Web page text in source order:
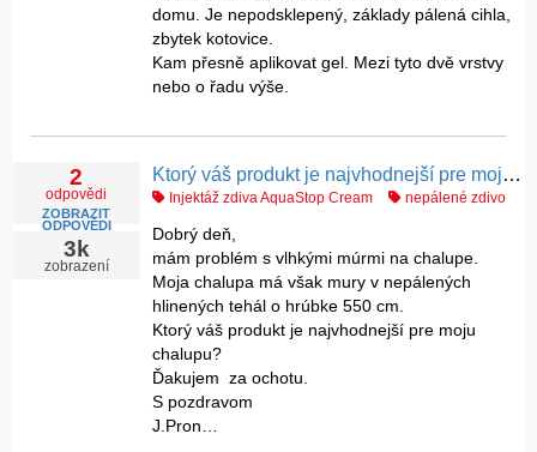
domu. Je nepodsklepený, základy pálená cihla,
zbytek kotovice.
Kam přesně aplikovat gel. Mezi tyto dvě vrstvy
nebo o řadu výše.
2
odpovědi
ZOBRAZIT
ODPOVĚDI
3k
zobrazení
Ktorý váš produkt je najvhodnejší pre moju chalupu z nepálených tehál?
Injektáž zdiva AquaStop Cream nepálené zdivo
Dobrý deň,
mám problém s vlhkými múrmi na chalupe.
Moja chalupa má však mury v nepálených
hlinených tehál o hrúbke 550 cm.
Ktorý váš produkt je najvhodnejší pre moju
chalupu?
Ďakujem za ochotu.
S pozdravom
J.Pron…